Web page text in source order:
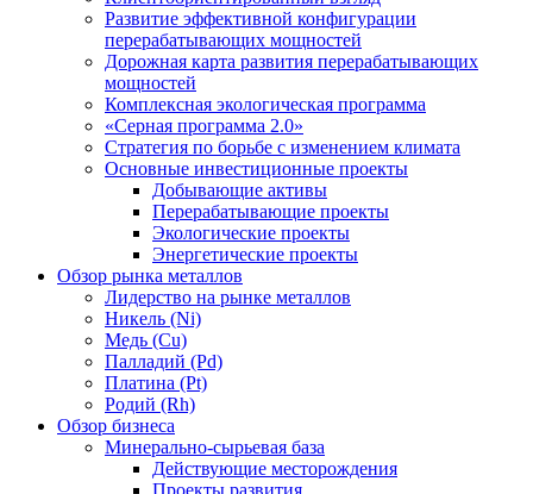
Развитие эффективной конфигурации
перерабатывающих мощностей
Дорожная карта развития перерабатывающих
мощностей
Комплексная экологическая программа
«Серная программа 2.0»
Стратегия по борьбе с изменением климата
Основные инвестиционные проекты
Добывающие активы
Перерабатывающие проекты
Экологические проекты
Энергетические проекты
Обзор рынка металлов
Лидерство на рынке металлов
Никель (Ni)
Медь (Cu)
Палладий (Pd)
Платина (Pt)
Родий (Rh)
Обзор бизнеса
Минерально-сырьевая база
Действующие месторождения
Проекты развития